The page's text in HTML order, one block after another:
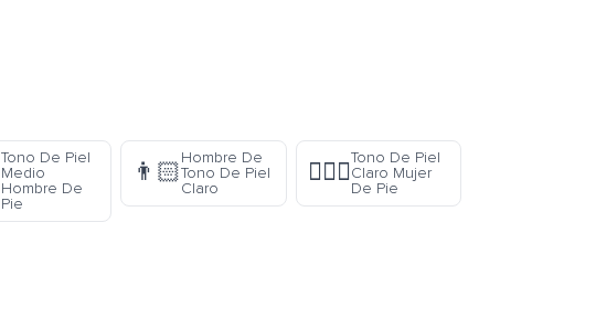
Tono De Piel
Medio
Hombre De
Pie
👨🏻
Hombre De
Tono De Piel
Claro
🧍🏻‍♀️
Tono De Piel
Claro Mujer
De Pie